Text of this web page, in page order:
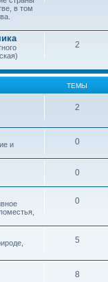
в том
2
ТЕМЫ
2
и
0
0
0
5
8